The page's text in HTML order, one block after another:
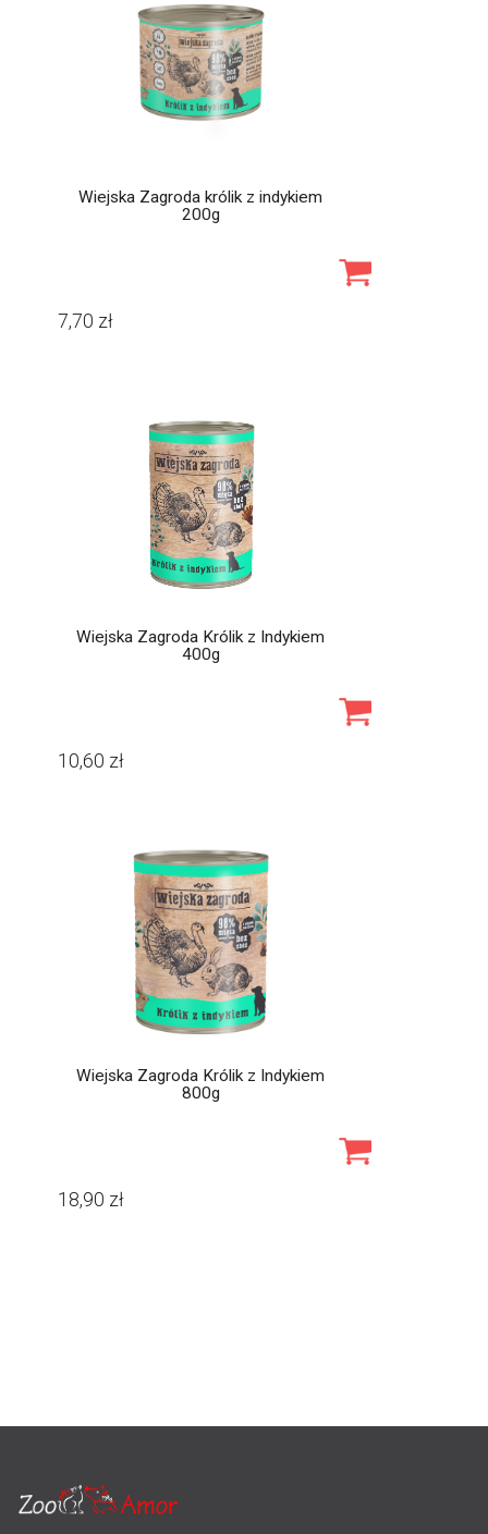
Wiejska Zagroda królik z indykiem
200g
7,70 zł
Wiejska Zagroda Królik z Indykiem
400g
10,60 zł
Wiejska Zagroda Królik z Indykiem
800g
18,90 zł